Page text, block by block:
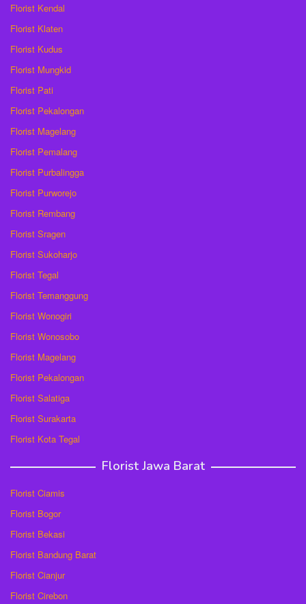
Florist Kendal
Florist Klaten
Florist Kudus
Florist Mungkid
Florist Pati
Florist Pekalongan
Florist Magelang
Florist Pemalang
Florist Purbalingga
Florist Purworejo
Florist Rembang
Florist Sragen
Florist Sukoharjo
Florist Tegal
Florist Temanggung
Florist Wonogiri
Florist Wonosobo
Florist Magelang
Florist Pekalongan
Florist Salatiga
Florist Surakarta
Florist Kota Tegal
Florist Jawa Barat
Florist Ciamis
Florist Bogor
Florist Bekasi
Florist Bandung Barat
Florist Cianjur
Florist Cirebon